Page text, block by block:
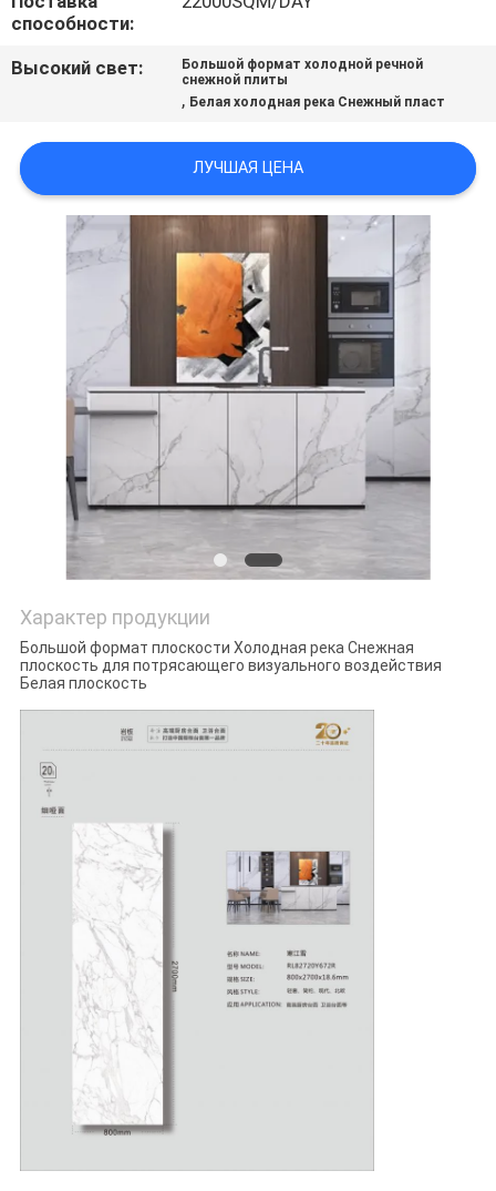
ЗАПРОСИТЕ
САЙТА
ПОЛИТИКА
КОНФИДЕНЦИАЛЬНОСТИ
способности:
Высокий свет:
Большой формат холодной речной
снежной плиты
, Белая холодная река Снежный пласт
ЛУЧШАЯ ЦЕНА
Характер продукции
Большой формат плоскости Холодная река Снежная
плоскость для потрясающего визуального воздействия
Белая плоскость